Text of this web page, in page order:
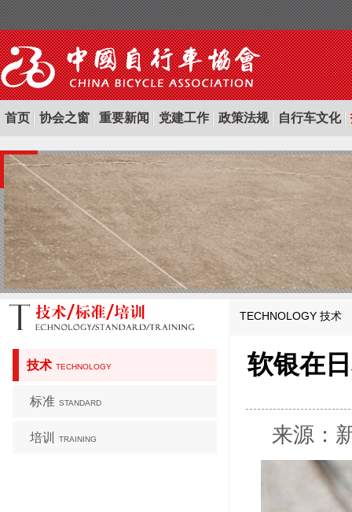
首页 协会之窗 重要新闻 党建工作 政策法规 自行车文化
技术 TECHNOLOGY
标准 STANDARD
培训 TRAINING
TECHNOLOGY 技术
软银在
来源：